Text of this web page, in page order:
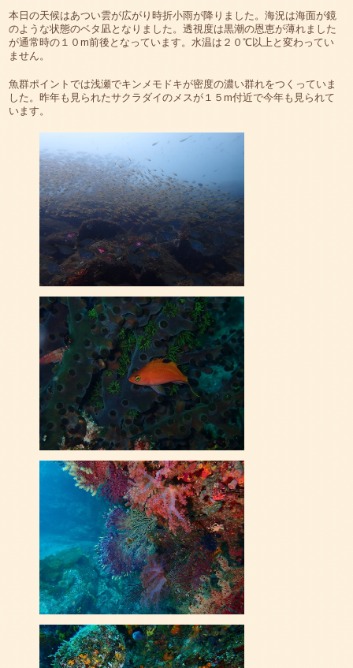
本日の天候はあつい雲が広がり時折小雨が降りました。海況は海面が鏡
のような状態のベタ凪となりました。透視度は黒潮の恩恵が薄れました
が通常時の１０m前後となっています。水温は２０℃以上と変わってい
ません。
魚群ポイントでは浅瀬でキンメモドキが密度の濃い群れをつくっていま
した。昨年も見られたサクラダイのメスが１５m付近で今年も見られて
います。